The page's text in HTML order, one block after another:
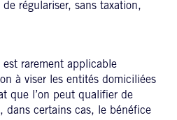
régulariser, sans taxation,
rarement applicable
à viser les entités domiciliées
que l’on peut qualifier de
dans certains cas, le bénéfice